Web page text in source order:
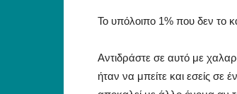
Το υπόλοιπο 1% που δεν το
Αντιδράστε σε αυτό με
ήταν να μπείτε και εσείς σε